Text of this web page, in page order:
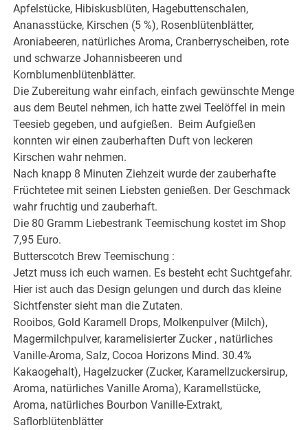
Apfelstücke, Hibiskusblüten, Hagebuttenschalen,
Ananasstücke, Kirschen (5 %), Rosenblütenblätter,
Aroniabeeren, natürliches Aroma, Cranberryscheiben, rote
und schwarze Johannisbeeren und
Kornblumenblütenblätter.
Die Zubereitung wahr einfach, einfach gewünschte Menge
aus dem Beutel nehmen, ich hatte zwei Teelöffel in mein
Teesieb gegeben, und aufgießen. Beim Aufgießen
konnten wir einen zauberhaften Duft von leckeren
Kirschen wahr nehmen.
Nach knapp 8 Minuten Ziehzeit wurde der zauberhafte
Früchtetee mit seinen Liebsten genießen. Der Geschmack
wahr fruchtig und zauberhaft.
Die 80 Gramm Liebestrank Teemischung kostet im Shop
7,95 Euro.
Butterscotch Brew Teemischung :
Jetzt muss ich euch warnen. Es besteht echt Suchtgefahr.
Hier ist auch das Design gelungen und durch das kleine
Sichtfenster sieht man die Zutaten.
Rooibos, Gold Karamell Drops, Molkenpulver (Milch),
Magermilchpulver, karamelisierter Zucker , natürliches
Vanille-Aroma, Salz, Cocoa Horizons Mind. 30.4%
Kakaogehalt), Hagelzucker (Zucker, Karamellzuckersirup,
Aroma, natürliches Vanille Aroma), Karamellstücke,
Aroma, natürliches Bourbon Vanille-Extrakt,
Saflorblütenblätter